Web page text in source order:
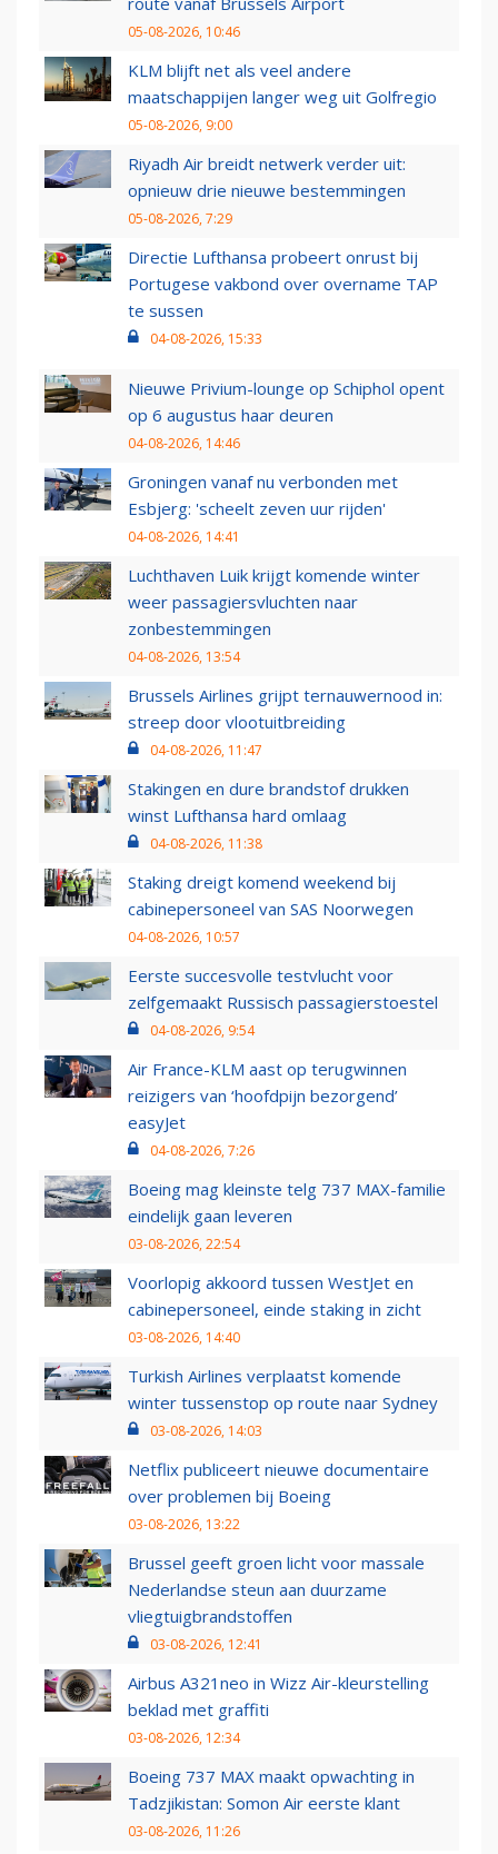
05-08-2026, 10:46
KLM blijft net als veel andere
maatschappijen langer weg uit Golfregio
05-08-2026, 9:00
Riyadh Air breidt netwerk verder uit:
opnieuw drie nieuwe bestemmingen
05-08-2026, 7:29
Directie Lufthansa probeert onrust bij
Portugese vakbond over overname TAP
te sussen
04-08-2026, 15:33
Nieuwe Privium-lounge op Schiphol opent
op 6 augustus haar deuren
04-08-2026, 14:46
Groningen vanaf nu verbonden met
Esbjerg: 'scheelt zeven uur rijden'
04-08-2026, 14:41
Luchthaven Luik krijgt komende winter
weer passagiersvluchten naar
zonbestemmingen
04-08-2026, 13:54
Brussels Airlines grijpt ternauwernood in:
streep door vlootuitbreiding
04-08-2026, 11:47
Stakingen en dure brandstof drukken
winst Lufthansa hard omlaag
04-08-2026, 11:38
Staking dreigt komend weekend bij
cabinepersoneel van SAS Noorwegen
04-08-2026, 10:57
Eerste succesvolle testvlucht voor
zelfgemaakt Russisch passagierstoestel
04-08-2026, 9:54
Air France-KLM aast op terugwinnen
reizigers van ‘hoofdpijn bezorgend’
easyJet
04-08-2026, 7:26
Boeing mag kleinste telg 737 MAX-familie
eindelijk gaan leveren
03-08-2026, 22:54
Voorlopig akkoord tussen WestJet en
cabinepersoneel, einde staking in zicht
03-08-2026, 14:40
Turkish Airlines verplaatst komende
winter tussenstop op route naar Sydney
03-08-2026, 14:03
Netflix publiceert nieuwe documentaire
over problemen bij Boeing
03-08-2026, 13:22
Brussel geeft groen licht voor massale
Nederlandse steun aan duurzame
vliegtuigbrandstoffen
03-08-2026, 12:41
Airbus A321neo in Wizz Air-kleurstelling
beklad met graffiti
03-08-2026, 12:34
Boeing 737 MAX maakt opwachting in
Tadzjikistan: Somon Air eerste klant
03-08-2026, 11:26